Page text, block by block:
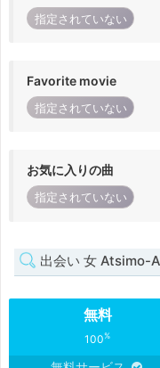
指定されていない
Favorite movie
指定されていない
お気に入りの曲
指定されていない
出会い 女 Atsimo-
無料
100%